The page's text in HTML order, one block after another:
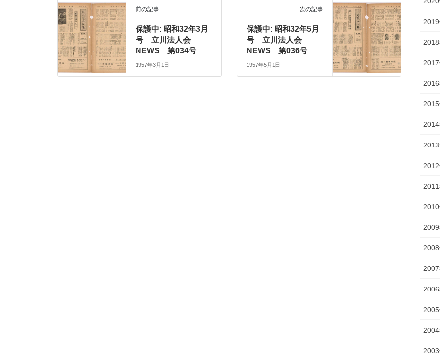
前の記事
保護中: 昭和32年3月
号 立川法人会
NEWS 第034号
1957年3月1日
次の記事
保護中: 昭和32年5月
号 立川法人会
NEWS 第036号
1957年5月1日